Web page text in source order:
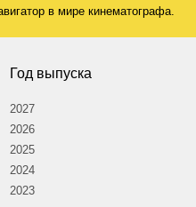
в мире кинематографа.
Год выпуска
2027
2026
2025
2024
2023